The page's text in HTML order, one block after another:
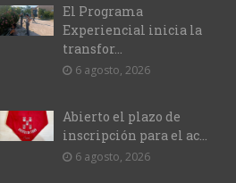
El Programa
Experiencial inicia la
transfor...
6 agosto, 2026
Abierto el plazo de
inscripción para el ac...
6 agosto, 2026